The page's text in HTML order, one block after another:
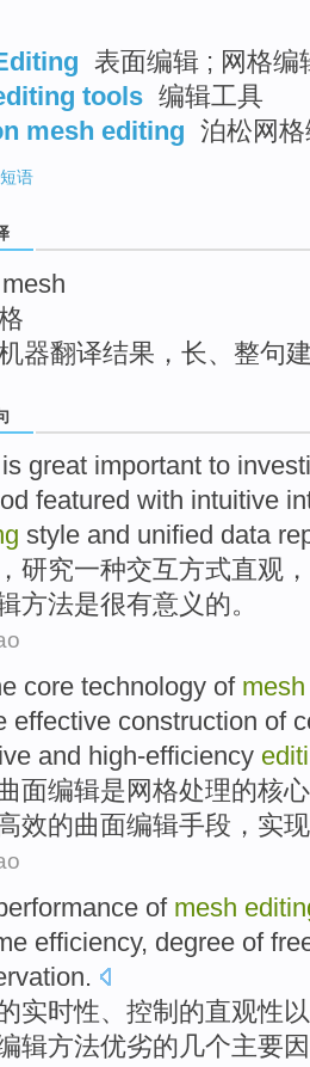
表面编辑 ; 网格编
tools 编辑工具
mesh editing 泊松网
语
器翻译结果，长、整句
is great important to
featured with intuitive
style and unified data
研究一种交互方式直观 ，
方法是很有意义的。
core technology of mesh
effective construction of
and high-efficiency
面编辑是网格处理的核心
效的曲面编辑手段 ，实现
of mesh
efficiency, degree of
.
实时性、 控制 的直观性
辑方法优劣的几个主要